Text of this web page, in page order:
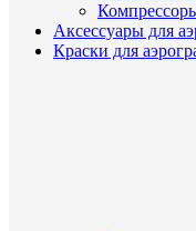
Аксессуары для
Краски для